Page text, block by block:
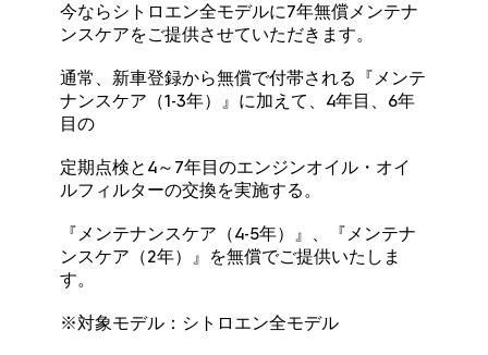
今ならシトロエン全モデルに7年無償メンテナ
ンスケアをご提供させていただきます。
通常、新車登録から無償で付帯される『メンテ
ナンスケア（1-3年）』に加えて、4年目、6年
目の
定期点検と4～7年目のエンジンオイル・オイ
ルフィルターの交換を実施する。
『メンテナンスケア（4-5年）』、『メンテナ
ンスケア（2年）』を無償でご提供いたしま
す。
※対象モデル：シトロエン全モデル